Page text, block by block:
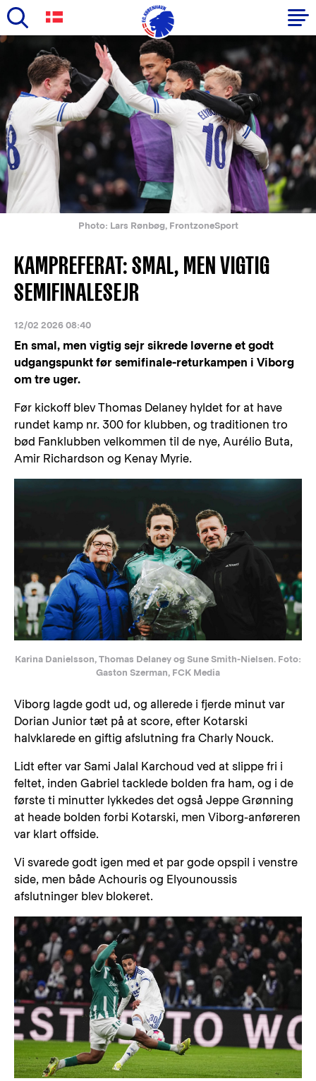
Skip
main
content
Primary
navigation
-
English
Photo: Lars Rønbøg, FrontzoneSport
KAMPREFERAT: SMAL, MEN VIGTIG
SEMIFINALESEJR
12/02 2026 08:40
En smal, men vigtig sejr sikrede løverne et godt
udgangspunkt før semifinale-returkampen i Viborg
om tre uger.
Før kickoff blev Thomas Delaney hyldet for at have
rundet kamp nr. 300 for klubben, og traditionen tro
bød Fanklubben velkommen til de nye, Aurélio Buta,
Amir Richardson og Kenay Myrie.
Karina Danielsson, Thomas Delaney og Sune Smith-Nielsen. Foto:
Gaston Szerman, FCK Media
Viborg lagde godt ud, og allerede i fjerde minut var
Dorian Junior tæt på at score, efter Kotarski
halvklarede en giftig afslutning fra Charly Nouck.
Lidt efter var Sami Jalal Karchoud ved at slippe fri i
feltet, inden Gabriel tacklede bolden fra ham, og i de
første ti minutter lykkedes det også Jeppe Grønning
at heade bolden forbi Kotarski, men Viborg-anføreren
var klart offside.
Vi svarede godt igen med et par gode opspil i venstre
side, men både Achouris og Elyounoussis
afslutninger blev blokeret.